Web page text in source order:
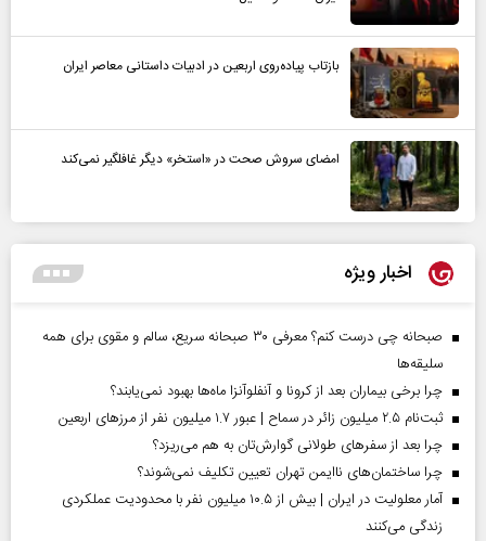
بازتاب پیاده‌روی اربعین در ادبیات داستانی معاصر ایران
امضای سروش صحت در «استخر» دیگر غافلگیر نمی‌کند
اخبار ویژه
صبحانه چی درست کنم؟ معرفی ۳۰ صبحانه سریع، سالم و مقوی برای همه
سلیقه‌ها
چرا برخی بیماران بعد از کرونا و آنفلوآنزا ماه‌ها بهبود نمی‌یابند؟
ثبت‌نام ۲.۵ میلیون زائر در سماح | عبور ۱.۷ میلیون نفر از مرز‌های اربعین
چرا بعد از سفرهای طولانی گوارش‌تان به هم می‌ریزد؟
چرا ساختمان‌های ناایمن تهران تعیین تکلیف نمی‌شوند؟
آمار معلولیت در ایران | بیش از ۱۰.۵ میلیون نفر با محدودیت عملکردی
زندگی می‌کنند